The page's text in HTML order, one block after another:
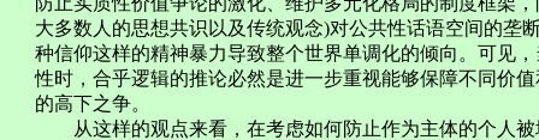
大多数人的思想共识以及传统观念)对公共性话语空间的垄
种信仰这样的精神暴力导致整个世界单调化的倾向。可见
性时，合乎逻辑的推论必然是进一步重视能够保障不同价
的高下之争。
从这样的观点来看，在考虑如何防止作为主体的个人被